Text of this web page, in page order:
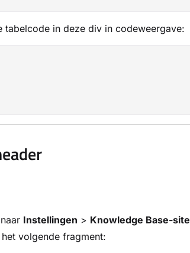
in deze div in codeweergave:
Instellingen > Knowledge Base-site
volgende fragment: